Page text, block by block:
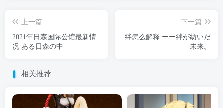
上一篇
2021年日森国际公馆最新情
况 ある日森の中
下一篇
绊怎么解释 ーー絆が紡いだ
未来。
相关推荐